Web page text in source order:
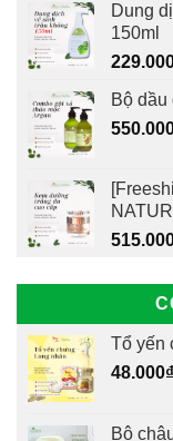
Dung
150ml
Bộ dầu
Tổ yến
48.000₫
Bộ